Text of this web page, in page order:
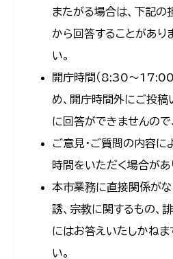
またがる場合は、下記
から回答することがあり
い。
開庁時間（8:30〜17:00
め、開庁時間外にご投稿
に回答ができませんので
ご意見・ご質問の内容に
時間をいただく場合があ
本市業務に直接関係が
誘、宗教に関するもの、
にはお答えいたしかねま
い。